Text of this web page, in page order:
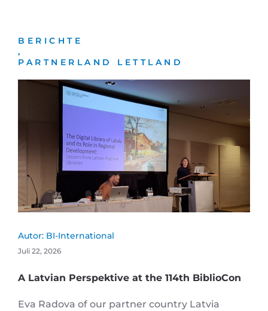
BERICHTE
,
PARTNERLAND LETTLAND
Autor: BI-International
Juli 22, 2026
A Latvian Perspektive at the 114th BiblioCon
Eva Radova of our partner country Latvia